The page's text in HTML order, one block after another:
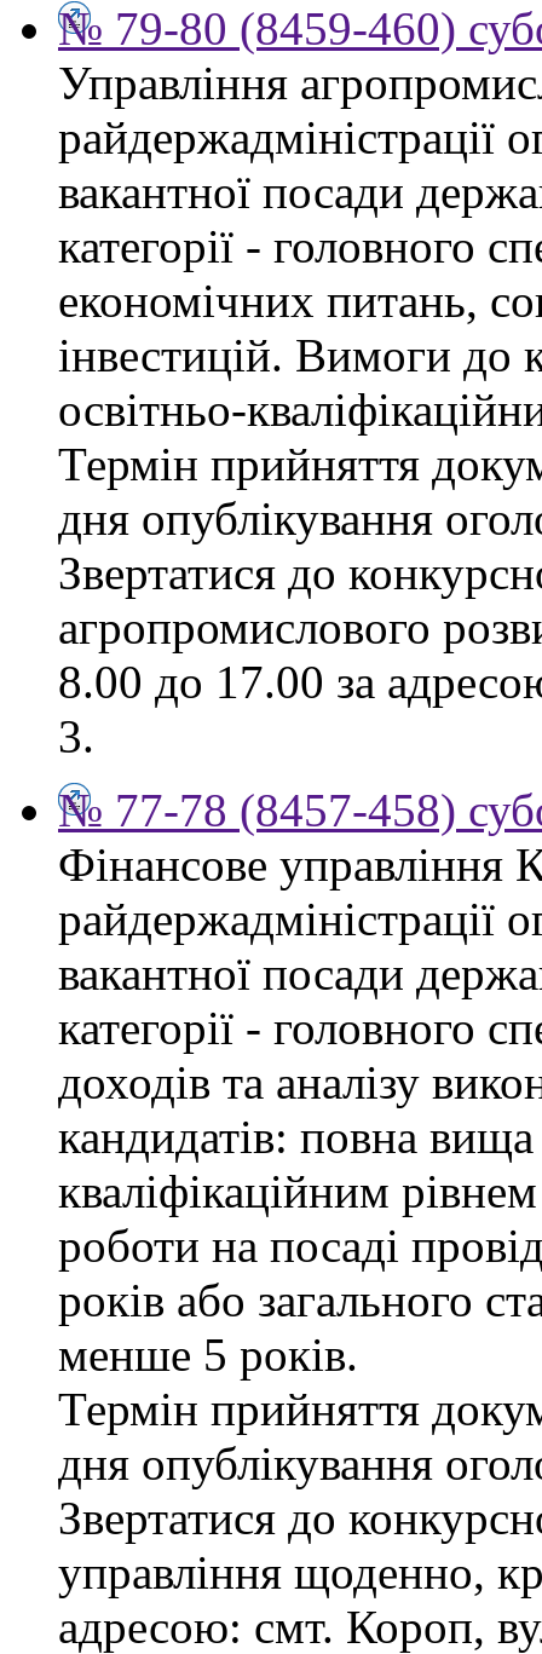
№ 79-80 (8459-460)
Управління
райдержадміністрації
вакантної посади
категорії - головного
економічних питань,
інвестицій. Вимоги до
освітньо-
Термін прийняття
дня опублікування
Звертатися до
агропромислового
8.00 до 17.00 за
3.
№ 77-78 (8457-458)
Фінансове управління
райдержадміністрації
вакантної посади
категорії - головного
доходів та аналізу
кандидатів: повна вища
кваліфікаційним
роботи на посаді
років або загального
менше 5 років.
Термін прийняття
дня опублікування
Звертатися до
управління щоденно,
адресою: смт. Короп,